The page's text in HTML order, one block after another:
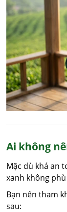
Ai không
Mặc dù khá an
xanh không
Bạn nên tham
sau: